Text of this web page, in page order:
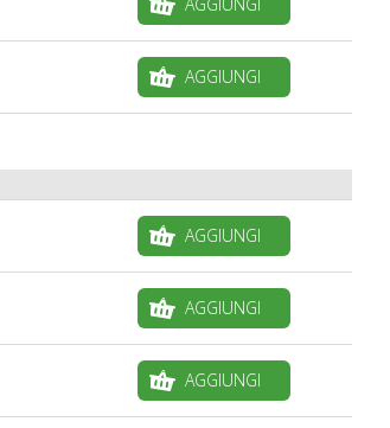
AGGIUNGI
AGGIUNGI
AGGIUNGI
AGGIUNGI